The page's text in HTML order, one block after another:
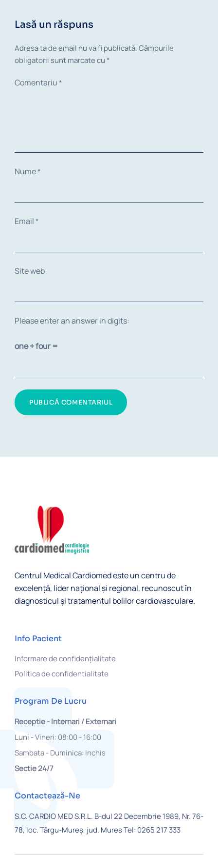
Lasă un răspuns
Adresa ta de email nu va fi publicată.Câmpurile
obligatorii sunt marcate cu*
Comentariu*
Nume*
Email*
Site web
Please enter an answer in digits:
one + four =
Centrul Medical Cardiomed este un centru de
excelență, lider naţional și regional, recunoscut în
diagnosticul şi tratamentul bolilor cardiovasculare.
Info Pacient
Informare de confidențialitate
Politica de confidentialitate
Program De Lucru
Receptie - Internari / Externari
Luni - Vineri: 08:00 - 16:00
Sambata - Duminica: Inchis
Sectie 24/7
Contactează-Ne
S.C. CARDIO MED S.R.L. B-dul 22 Decembrie 1989, Nr. 76-
78, loc. Târgu-Mureș, jud. MuresTel: 0265 217 333